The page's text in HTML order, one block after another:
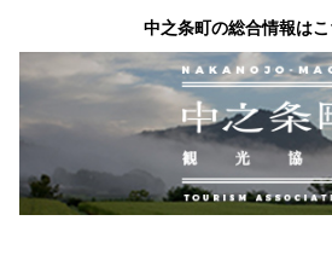
中之条町の総合情報は